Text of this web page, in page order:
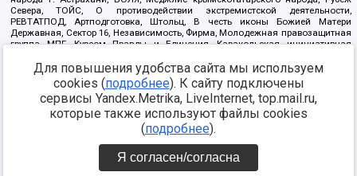
Севера, ТОЙС, О противодействии экстремистской деятельности,
РЕВТАТПОД, Артподготовка, Штольц, В честь иконы Божией Матери
Державная, Сектор 16, Независимость, Фирма, Молодежная правозащитная
группа МПГ, Курсом Правды и Единения, Каракольская инициативная
Благотворительный пансионат Ак Умут, Русская республика Русь,
Арестантское уголовное единство, Башкорт, Нация и свобода, W.H.С., Фалунь
Дафа, Иртыш Ultras, Русский Патриотический клуб-Новокузнецк/РПК,
Сибирский державный союз, Фонд борьбы с коррупцией, Фонд защиты прав
граждан, Штабы Навального, Совет граждан СССР Прикубанского округа г.
https://minjust.gov.ru/ru/documents/7822/
Для повышения удобства сайта мы используем
cookies (подробнее). К сайту подключены
сервисы Yandex.Metrika, LiveInternet, top.mail.ru,
которые также используют файлы cookies
(подробнее).
Я согласен/согласна